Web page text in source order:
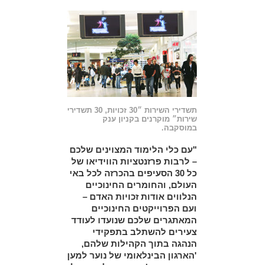
תשדירי השירות ״30 זכויות, 30 תשדירי
שירות״ מוקרנים בקניון ענק
במוסקבה.
"עם כלי הלימוד המצוינים שלכם
– לרבות פרזנטציות הווידיאו של
כל 30 הסעיפים בהכרזה לכל באי
העולם, והחומרים החינוכיים
הנלווים אודות זכויות האדם –
ועם הפרוייקטים החינוכיים
המאתגרים שלכם שנועדו לעודד
צעירים להשתלב בתפקידי
הנהגה בתוך הקהילות שלהם,
'הארגון הבינלאומי של נוער למען